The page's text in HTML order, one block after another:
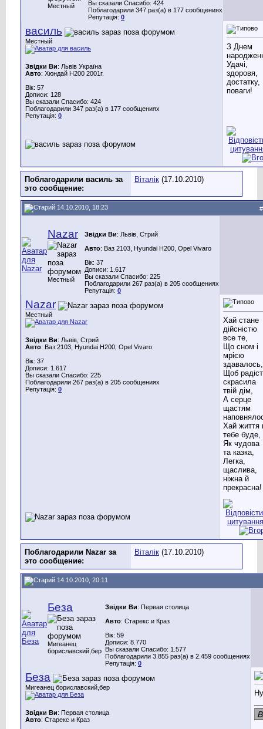
Местный
Вы сказали Спасибо: 424
Поблагодарили 347 раз(а) в 177 сообщениях
Репутація: 0
василь
Местный
Звідки Ви: Львів Україна
Авто: Хюндай Н200 2001г.
Вік: 57
Дописи: 128
Вы сказали Спасибо: 424
Поблагодарили 347 раз(а) в 177 сообщениях
Репутація: 0
З Днем
Удачі,
здоровя,
достатку,
поваги!
Поблагодарили василь за
это сообщение:
Віталік (17.10.2010)
14.10.2010, 18:23 #
Nazar
Местный
Звідки Ви: Львів, Стрий
Авто: Ваз 2103, Hyundai H200, Opel Vivaro
Вік: 37
Дописи: 1.617
Вы сказали Спасибо: 225
Поблагодарили 267 раз(а) в 205 сообщениях
Репутація: 0
Nazar
Местный
Звідки Ви: Львів, Стрий
Авто: Ваз 2103, Hyundai H200, Opel Vivaro
Вік: 37
Дописи: 1.617
Вы сказали Спасибо: 225
Поблагодарили 267 раз(а) в 205 сообщениях
Репутація: 0
Хай стане
дійсністю
все те,
Що сном і
мрією
здавалось,
Щоб
скрасила
твій дім,
А серце
щастям
Хай життя
тебе буде,
Як чудова
та казка,
Легка,
щаслива,
ніжна й
прекрасна!
Поблагодарили Nazar за
это сообщение:
Віталік (17.10.2010)
14.10.2010, 20:11
Беза
Мигеанец
бориславский,бер
Звідки Ви: Первая столица
Авто: Старекс и Краз
Вік: 59
Дописи: 8.770
Вы сказали Спасибо: 1.577
Поблагодарили 3.855 раз(а) в 2.459 сообщениях
Репутація: 0
Беза
Мигеанец бориславский,бер
Звідки Ви: Первая столица
Авто: Старекс и Краз